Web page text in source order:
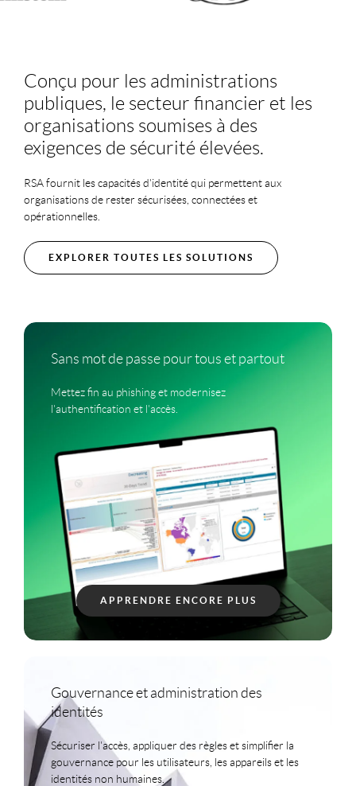
Conçu pour les administrations
publiques, le secteur financier et les
organisations soumises à des
exigences de sécurité élevées.
RSA fournit les capacités d'identité qui permettent aux
organisations de rester sécurisées, connectées et
opérationnelles.
EXPLORER TOUTES LES SOLUTIONS
Sans mot de passe pour tous et partout
Mettez fin au phishing et modernisez
l'authentification et l'accès.
APPRENDRE ENCORE PLUS
Gouvernance et administration des
identités
Sécuriser l'accès, appliquer des règles et simplifier la
gouvernance pour les utilisateurs, les appareils et les
identités non humaines.